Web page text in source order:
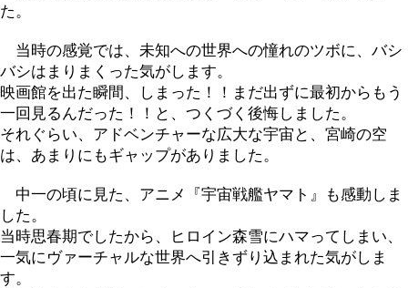
た。
当時の感覚では、未知への世界への憧れのツボに、バシ
バシはまりまくった気がします。
映画館を出た瞬間、しまった！！まだ出ずに最初からもう
一回見るんだった！！と、つくづく後悔しました。
それぐらい、アドベンチャーな広大な宇宙と、宮崎の空
は、あまりにもギャップがありました。
中一の頃に見た、アニメ『宇宙戦艦ヤマト』も感動しま
した。
当時思春期でしたから、ヒロイン森雪にハマってしまい、
一気にヴァーチャルな世界へ引きずり込まれた気がしま
す。